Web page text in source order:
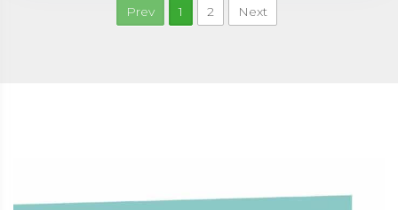
Prev 1 2 Next